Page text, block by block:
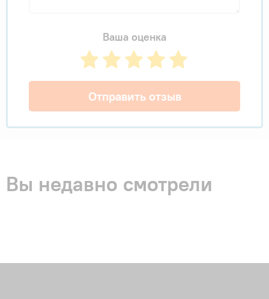
Ваша оценка
Отправить отзыв
Вы недавно смотрели